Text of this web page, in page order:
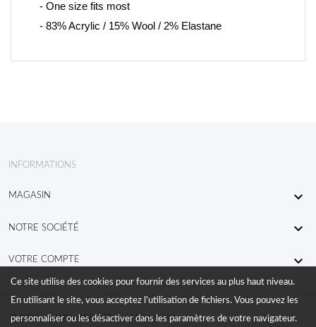
- One size fits most
- 83% Acrylic / 15% Wool / 2% Elastane
INFORMATIONS
MAGASIN 
NOTRE SOCIÉTÉ 
VOTRE COMPTE 
Ce site utilise des cookies pour fournir des services au plus haut niveau.
En utilisant le site, vous acceptez l'utilisation de fichiers. Vous pouvez les
personnaliser ou les désactiver dans les paramètres de votre navigateur.
© 2026 - KW RaceWear All Right Reserved